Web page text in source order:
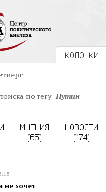
КОЛОНКИ
по тегу:Путин
МНЕНИЯ
(65)
НОВОСТИ
(174)
не хочет